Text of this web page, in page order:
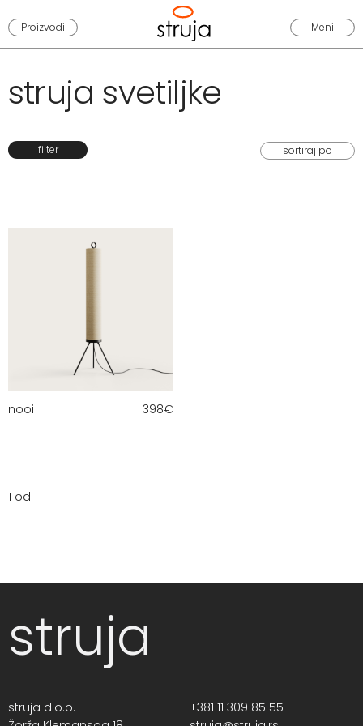
Proizvodi Meni
struja svetiljke
filter
nooi 398€
1 od 1
struja
struja d.o.o.
+381 11 309 85 55